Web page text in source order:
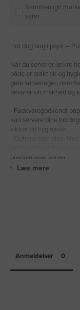
Sammenlign
varer
Hot dog bag i papir –
Når du serverer lækre
både er praktisk og
gøre serveringen
bevarer sin friskhed og
- Fødevaregodkendt
kan servere dine
sikker og hygiejnisk.
præsentabel server
Læs mere
Anmeldelser